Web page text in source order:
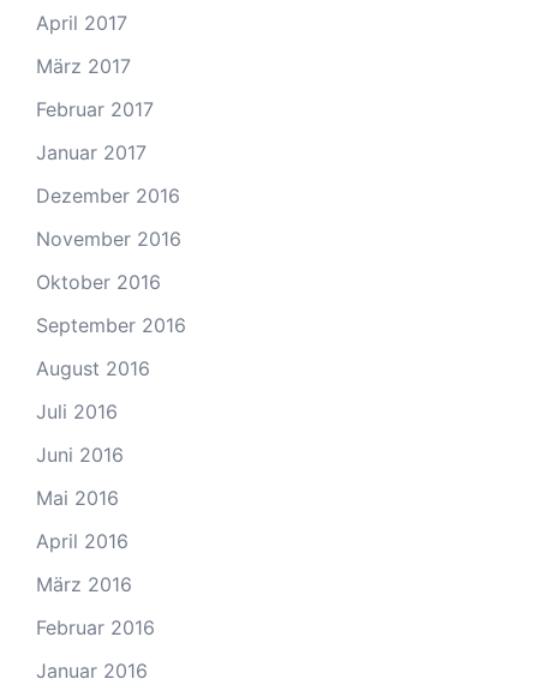
April 2017
März 2017
Februar 2017
Januar 2017
Dezember 2016
November 2016
Oktober 2016
September 2016
August 2016
Juli 2016
Juni 2016
Mai 2016
April 2016
März 2016
Februar 2016
Januar 2016